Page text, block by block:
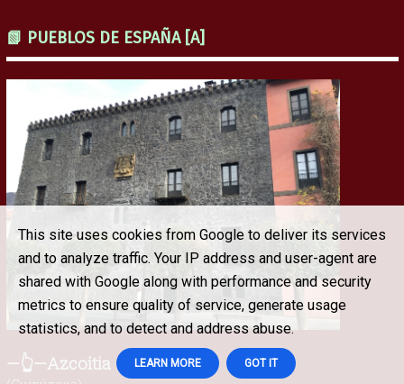
📗 PUEBLOS DE ESPAÑA [A]
—👆—Azcoitia
This site uses cookies from Google to deliver its services
and to analyze traffic. Your IP address and user-agent are
shared with Google along with performance and security
metrics to ensure quality of service, generate usage
statistics, and to detect and address abuse.
LEARN MORE GOT IT